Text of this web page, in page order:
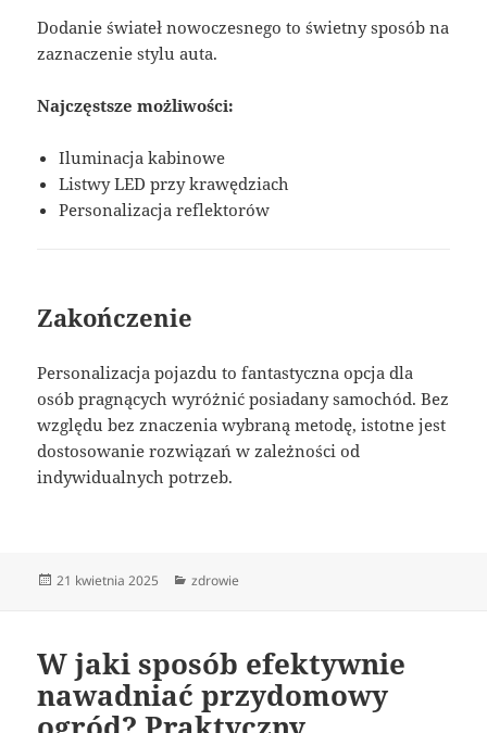
Dodanie świateł nowoczesnego to świetny sposób na
zaznaczenie stylu auta.
Najczęstsze możliwości:
Iluminacja kabinowe
Listwy LED przy krawędziach
Personalizacja reflektorów
Zakończenie
Personalizacja pojazdu to fantastyczna opcja dla
osób pragnących wyróżnić posiadany samochód. Bez
względu bez znaczenia wybraną metodę, istotne jest
dostosowanie rozwiązań w zależności od
indywidualnych potrzeb.
Data
21 kwietnia 2025 Kategorie
zdrowie
W jaki sposób efektywnie
nawadniać przydomowy